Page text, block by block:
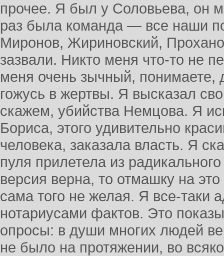
прочее. Я был у Соловьева, он
раз была команда — все наши
Миронов, Жириновский,
зазвали. Никто меня что-то не
меня очень зычный, понимаете,
гожусь в жертвы. Я высказал
скажем, убийства Немцова. Я
Бориса, этого удивительно
человека, заказала власть. Я
пуля прилетела из
версия верна, то отмашку на
сама того не желая. Я все-таки
нотариусами фактов. Это
опросы: в души многих людей
не было на протяжении, во